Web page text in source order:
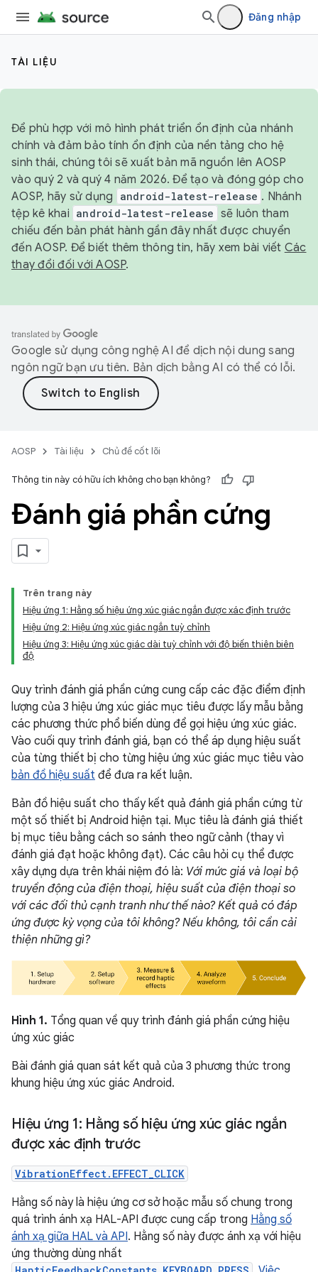
Đăng nhập
TÀI LIỆU
Để phù hợp với mô hình phát triển ổn định của nhánh
chính và đảm bảo tính ổn định của nền tảng cho hệ
sinh thái, chúng tôi sẽ xuất bản mã nguồn lên AOSP
vào quý 2 và quý 4 năm 2026. Để tạo và đóng góp cho
AOSP, hãy sử dụng
android-latest-release . Nhánh
tệp kê khai android-latest-release sẽ luôn tham
chiếu đến bản phát hành gần đây nhất được chuyển
đến AOSP. Để biết thêm thông tin, hãy xem bài viết Các
thay đổi đối với AOSP.
Google sử dụng công nghệ AI để dịch nội dung sang
ngôn ngữ bạn ưu tiên. Bản dịch bằng AI có thể có lỗi.
AOSP Tài liệu Chủ đề cốt lõi
Thông tin này có hữu ích không cho bạn không?
Đánh giá phần cứng
Trên trang này
Hiệu ứng 1: Hằng số hiệu ứng xúc giác ngắn được xác định trước
Hiệu ứng 2: Hiệu ứng xúc giác ngắn tuỳ chỉnh
Hiệu ứng 3: Hiệu ứng xúc giác dài tuỳ chỉnh với độ biến thiên biên
độ
Quy trình đánh giá phần cứng cung cấp các đặc điểm định
lượng của 3 hiệu ứng xúc giác mục tiêu được lấy mẫu bằng
các phương thức phổ biến dùng để gọi hiệu ứng xúc giác.
Vào cuối quy trình đánh giá, bạn có thể áp dụng hiệu suất
của từng thiết bị cho từng hiệu ứng xúc giác mục tiêu vào
bản đồ hiệu suất để đưa ra kết luận.
Bản đồ hiệu suất cho thấy kết quả đánh giá phần cứng từ
một số thiết bị Android hiện tại. Mục tiêu là đánh giá thiết
bị mục tiêu bằng cách so sánh theo ngữ cảnh (thay vì
đánh giá đạt hoặc không đạt). Các câu hỏi cụ thể được
xây dựng dựa trên khái niệm đó là: Với mức giá và loại bộ
truyền động của điện thoại, hiệu suất của điện thoại so
với các đối thủ cạnh tranh như thế nào? Kết quả có đáp
ứng được kỳ vọng của tôi không? Nếu không, tôi cần cải
thiện những gì?
Hình 1. Tổng quan về quy trình đánh giá phần cứng hiệu
ứng xúc giác
Bài đánh giá quan sát kết quả của 3 phương thức trong
khung hiệu ứng xúc giác Android.
Hiệu ứng 1: Hằng số hiệu ứng xúc giác ngắn
được xác định trước
VibrationEffect.EFFECT_CLICK
Hằng số này là hiệu ứng cơ sở hoặc mẫu số chung trong
quá trình ánh xạ HAL-API được cung cấp trong Hằng số
ánh xạ giữa HAL và API. Hằng số này được ánh xạ với hiệu
ứng thường dùng nhất